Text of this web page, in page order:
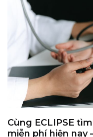
Cùng ECLIPSE
miễn phí hiện nay